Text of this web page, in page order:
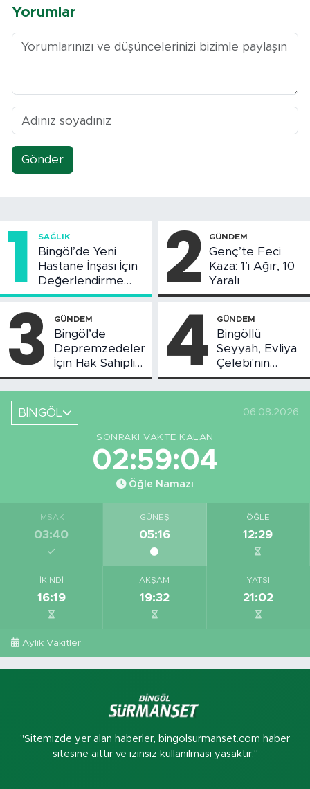
Yorumlar
Gönder
1 SAĞLIK
Bingöl’de Yeni
Hastane İnşası İçin
Değerlendirme
Toplantısı Yapıldı
2 GÜNDEM
Genç’te Feci
Kaza: 1’i Ağır, 10
Yaralı
3 GÜNDEM
Bingöl’de
Depremzedeler
İçin Hak Sahipliği
Askı Süreci
Başladı
4 GÜNDEM
Bingöllü
Seyyah, Evliya
Çelebi'nin
Bahsettiği
Bingöl'deki O
BİNGÖL 06.08.2026
SONRAKI VAKTE KALAN
02:59:04
Öğle Namazı
İMSAK
03:40
GÜNEŞ
05:16
ÖĞLE
12:29
İKINDI
16:19
AKŞAM
19:32
YATSI
21:02
Aylık Vakitler
"Sitemizde yer alan haberler, bingolsurmanset.com haber
sitesine aittir ve izinsiz kullanılması yasaktır."